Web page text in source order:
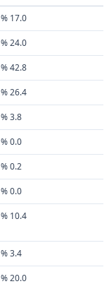
% 17.0
% 24.0
% 42.8
% 26.4
% 3.8
% 0.0
% 0.2
% 0.0
% 10.4
% 3.4
% 20.0